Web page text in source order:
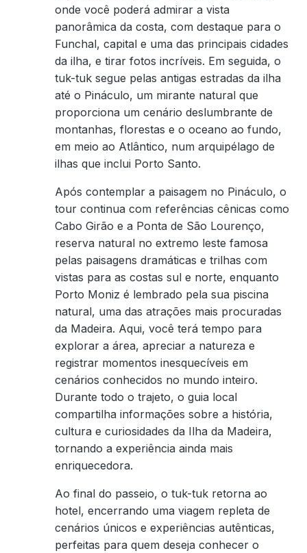
onde você poderá admirar a vista
panorâmica da costa, com destaque para o
Funchal, capital e uma das principais cidades
da ilha, e tirar fotos incríveis. Em seguida, o
tuk-tuk segue pelas antigas estradas da ilha
até o Pináculo, um mirante natural que
proporciona um cenário deslumbrante de
montanhas, florestas e o oceano ao fundo,
em meio ao Atlântico, num arquipélago de
ilhas que inclui Porto Santo.
Após contemplar a paisagem no Pináculo, o
tour continua com referências cênicas como
Cabo Girão e a Ponta de São Lourenço,
reserva natural no extremo leste famosa
pelas paisagens dramáticas e trilhas com
vistas para as costas sul e norte, enquanto
Porto Moniz é lembrado pela sua piscina
natural, uma das atrações mais procuradas
da Madeira. Aqui, você terá tempo para
explorar a área, apreciar a natureza e
registrar momentos inesquecíveis em
cenários conhecidos no mundo inteiro.
Durante todo o trajeto, o guia local
compartilha informações sobre a história,
cultura e curiosidades da Ilha da Madeira,
tornando a experiência ainda mais
enriquecedora.
Ao final do passeio, o tuk-tuk retorna ao
hotel, encerrando uma viagem repleta de
cenários únicos e experiências autênticas,
perfeitas para quem deseja conhecer o